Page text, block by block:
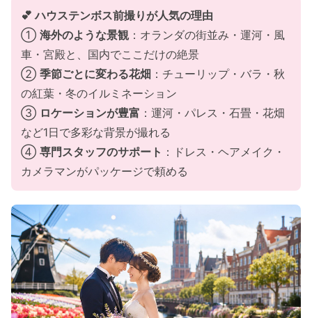
💕 ハウステンボス前撮りが人気の理由
① 海外のような景観：オランダの街並み・運河・風
車・宮殿と、国内でここだけの絶景
② 季節ごとに変わる花畑 ：チューリップ・バラ・秋
の紅葉・冬のイルミネーション
③ ロケーションが豊富 ：運河・パレス・石畳・花畑
など1日で多彩な背景が撮れる
④ 専門スタッフのサポート ：ドレス・ヘアメイク・
カメラマンがパッケージで頼める